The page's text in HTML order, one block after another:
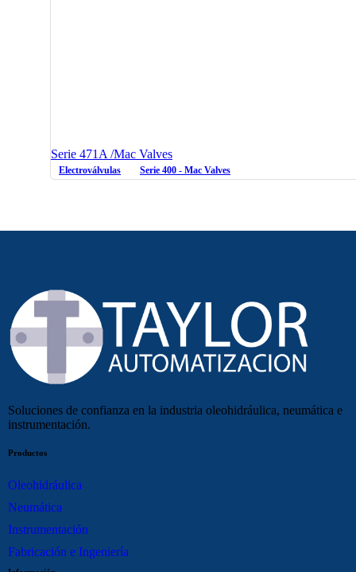
Serie 471A /Mac Valves
Electroválvulas Serie 400 - Mac Valves
Soluciones de confianza en la industria oleohidráulica, neumática e
instrumentación.
Productos
Oleohidráulica
Neumática
Instrumentación
Fabricación e Ingeniería